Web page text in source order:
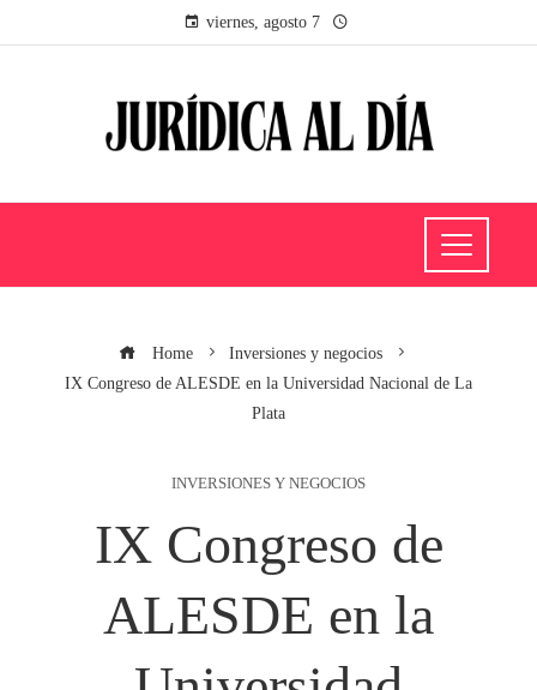
viernes, agosto 7
Home
Inversiones y negocios
IX Congreso de ALESDE en la Universidad Nacional de La
Plata
INVERSIONES Y NEGOCIOS
IX Congreso de
ALESDE en la